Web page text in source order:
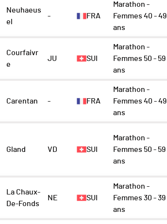
Neuhaeus
el
- FRA
Marathon -
Femmes 40 - 49
ans
Courfaivr
e
JU SUI
Marathon -
Femmes 50 - 59
ans
Carentan - FRA
Marathon -
Femmes 40 - 49
ans
Gland VD SUI
Marathon -
Femmes 50 - 59
ans
La Chaux-
De-Fonds
NE SUI
Marathon -
Femmes 30 - 39
ans